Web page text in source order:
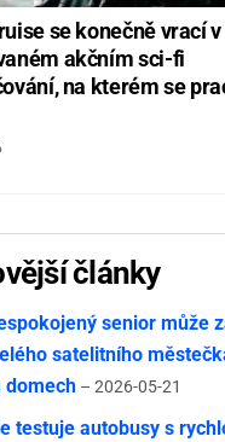
se konečně vrací
akčním sci-fi
na kterém se
články
senior může
satelitního
domech – 2026-05-21
testuje autobusy s